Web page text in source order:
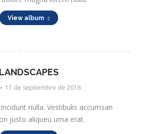
View album
LANDSCAPES
17 de septiembre de 2016
nulla. Vestibulis accumsan
justo aliqueu urna erat.